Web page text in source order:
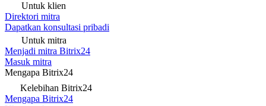
Untuk klien
Direktori mitra
Dapatkan konsultasi pribadi
Untuk mitra
Menjadi mitra Bitrix24
Masuk mitra
Mengapa Bitrix24
Kelebihan Bitrix24
Mengapa Bitrix24